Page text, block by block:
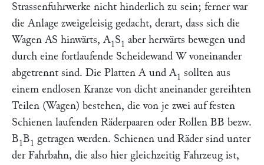
Strassenfuhrwerke nicht hinderlich zu sein; ferner war
die Anlage zweigeleisig gedacht, derart, dass sich die
Wagen AS hinwärts, A1S1 aber herwärts bewegen und
durch eine fortlaufende Scheidewand Wvoneinander
abgetrennt sind. Die Platten A und A1 sollten aus
einem endlosen Kranze von dicht aneinander gereihten
Teilen (Wagen) bestehen, die von je zwei auf festen
Schienen laufenden Räderpaaren oder Rollen BB bezw.
B1B1 getragen werden. Schienen und Räder sind unter
der Fahrbahn, die also hier gleichzeitig Fahrzeug ist,